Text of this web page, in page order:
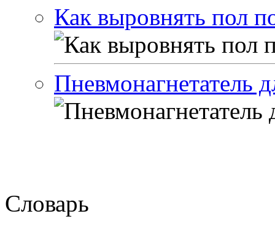
Как выровнять пол
Пневмонагнетатель
Словарь